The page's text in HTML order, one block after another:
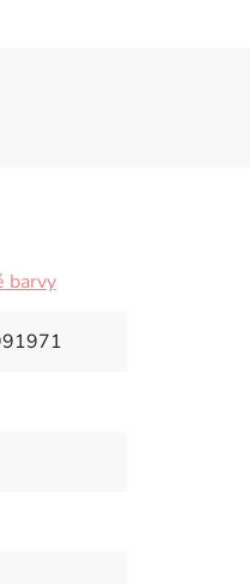
barvy